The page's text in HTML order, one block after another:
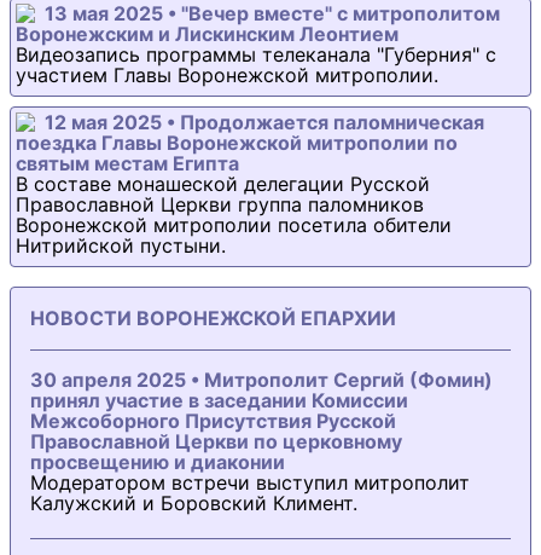
13 мая 2025 • "Вечер вместе" с митрополитом
Воронежским и Лискинским Леонтием
Видеозапись программы телеканала "Губерния" с
участием Главы Воронежской митрополии.
12 мая 2025 • Продолжается паломническая
поездка Главы Воронежской митрополии по
святым местам Египта
В составе монашеской делегации Русской
Православной Церкви группа паломников
Воронежской митрополии посетила обители
Нитрийской пустыни.
НОВОСТИ ВОРОНЕЖСКОЙ ЕПАРХИИ
30 апреля 2025 • Митрополит Сергий (Фомин)
принял участие в заседании Комиссии
Межсоборного Присутствия Русской
Православной Церкви по церковному
просвещению и диаконии
Модератором встречи выступил митрополит
Калужский и Боровский Климент.